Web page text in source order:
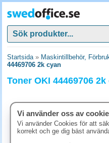
Startsida» Maskintillbehör,
44469706 2k cyan
Toner OKI 44469706 2k
Vi använder oss av
Vi använder Cookies för att
korrekt och ge dig bäst